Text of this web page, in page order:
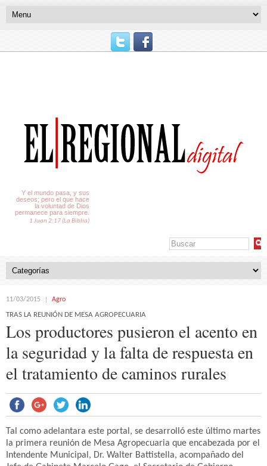
Y el mundo pasa, y sus
deseos; pero el que hace
la voluntad de Dios
permanece para siempre.
1 Juan 2:17 (La Biblia)
11/03/2015 Agro
TRAS LA REUNIÓN DE MESA AGROPECUARIA
Los productores pusieron el acento en
la seguridad y la falta de respuesta en
el tratamiento de caminos rurales
Tal como adelantara este portal, se desarrolló este último martes
la primera reunión de Mesa Agropecuaria que encabezada por el
Intendente Municipal, Dr. Walter Battistella, acompañado del